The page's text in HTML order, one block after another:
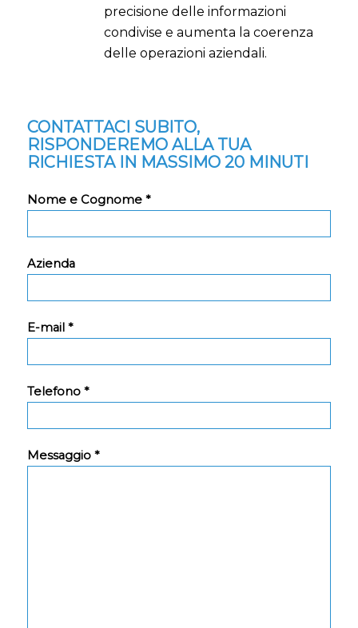
precisione delle informazioni
condivise e aumenta la coerenza
delle operazioni aziendali.
CONTATTACI SUBITO,
RISPONDEREMO ALLA TUA
RICHIESTA IN MASSIMO 20 MINUTI
Nome e Cognome *
Azienda
E-mail *
Telefono *
Messaggio *